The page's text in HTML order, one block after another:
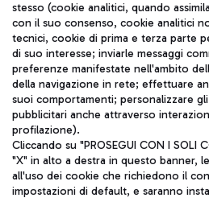
TRAVEL
ITA
stesso (cookie analitici, quando
con il suo consenso, cookie analitici
tecnici, cookie di prima e terza parte
di suo interesse; inviarle messaggi
preferenze manifestate nell'ambito
della navigazione in rete; effettuare
suoi comportamenti; personalizzare
pubblicitari anche attraverso
profilazione).
Cliccando su "PROSEGUI CON I SOLI
"X" in alto a destra in questo banner,
all'uso dei cookie che richiedono il
impostazioni di default, e saranno